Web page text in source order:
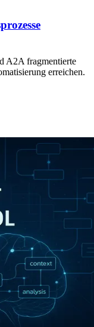
A2A fragmentierte
erreichen.